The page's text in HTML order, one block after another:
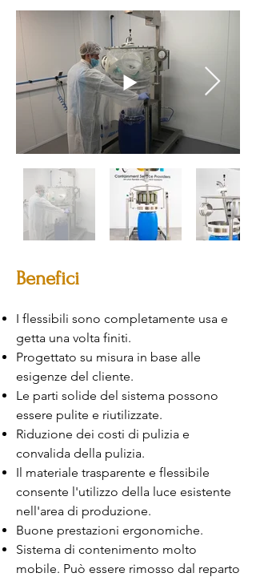
Benefici
I flessibili sono completamente usa e
getta una volta finiti.
Progettato su misura in base alle
esigenze del cliente.
Le parti solide del sistema possono
essere pulite e riutilizzate.
Riduzione dei costi di pulizia e
convalida della pulizia.
Il materiale trasparente e flessibile
consente l'utilizzo della luce esistente
nell'area di produzione.
Buone prestazioni ergonomiche.
Sistema di contenimento molto
mobile. Può essere rimosso dal reparto